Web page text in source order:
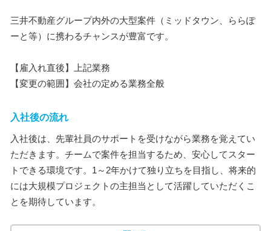
三井不動産グループ内外の大型案件（ミッドタウン、ららぽ
ーと等）に携わるチャンスが豊富です。
【雇入れ直後】上記業務
【変更の範囲】会社の定める業務全般
入社後の流れ
入社後は、先輩社員のサポートを受けながら業務を覚えてい
ただきます。チームで案件を担当するため、安心してスター
トできる環境です。1～2年かけて独り立ちを目指し、将来的
には大規模プロジェクトの主担当として活躍していただくこ
とを期待しています。